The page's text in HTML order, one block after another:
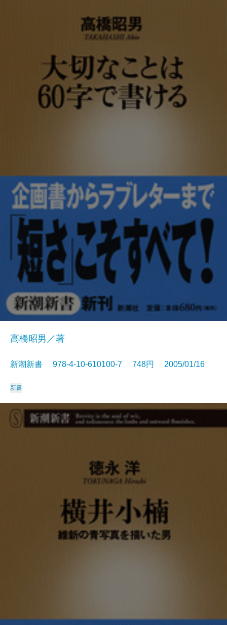
高橋昭男／著
新潮新書 978-4-10-610100-7 748円 2005/01/16
新書